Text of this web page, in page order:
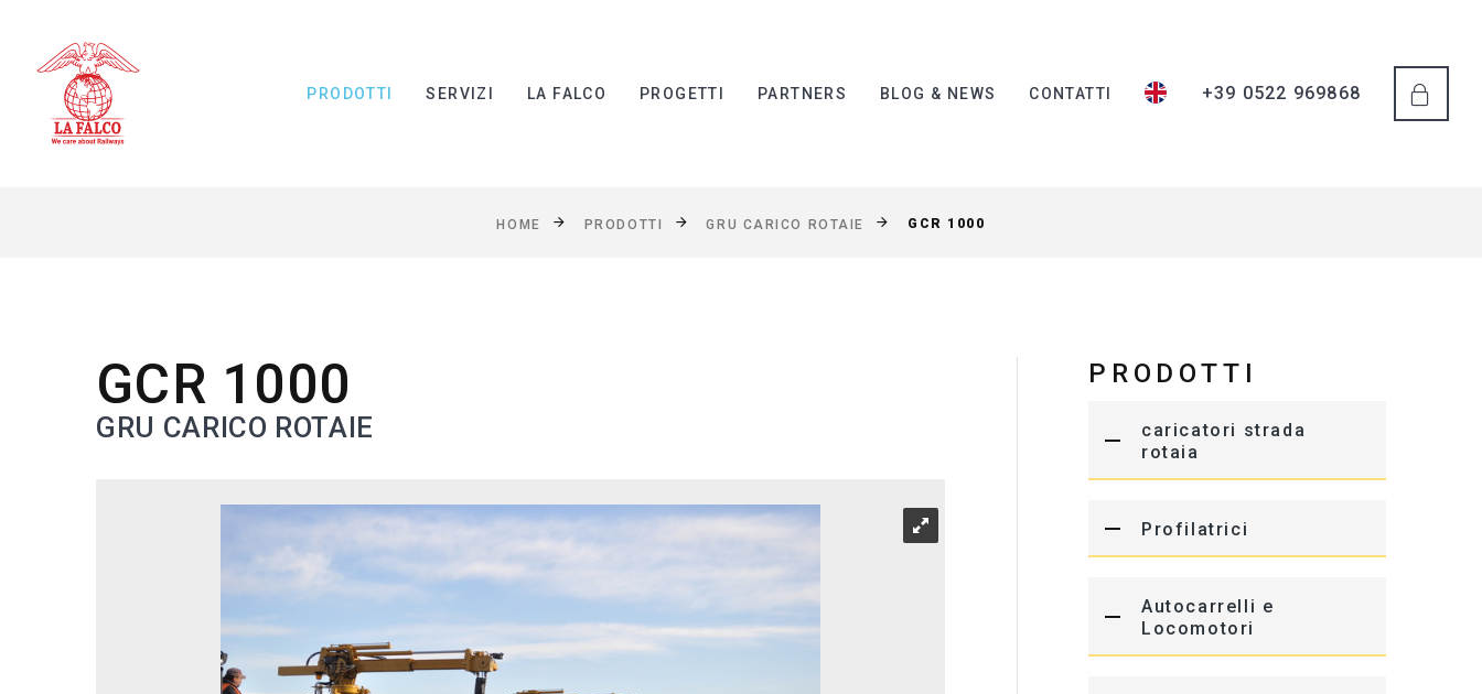
PRODOTTI SERVIZI LA FALCO PROGETTI PARTNERS BLOG & NEWS CONTATTI +39 0522 969868
HOME PRODOTTI GRU CARICO ROTAIE GCR 1000
GCR 1000
GRU CARICO ROTAIE
PRODOTTI
caricatori strada
rotaia
Profilatrici
Autocarrelli e
Locomotori